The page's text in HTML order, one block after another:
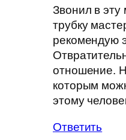
Звонил в эту
трубку
рекомендую
отношение.
которым
этому
Ответить